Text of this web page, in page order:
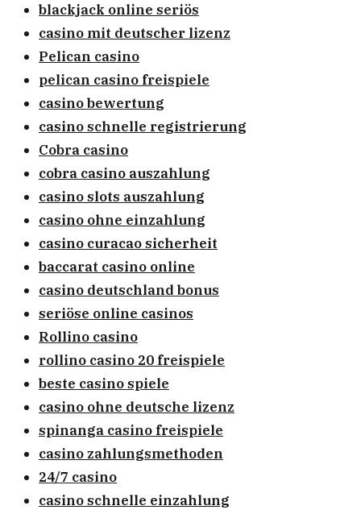
blackjack online seriös
casino mit deutscher lizenz
Pelican casino
pelican casino freispiele
casino bewertung
casino schnelle registrierung
Cobra casino
cobra casino auszahlung
casino slots auszahlung
casino ohne einzahlung
casino curacao sicherheit
baccarat casino online
casino deutschland bonus
seriöse online casinos
Rollino casino
rollino casino 20 freispiele
beste casino spiele
casino ohne deutsche lizenz
spinanga casino freispiele
casino zahlungsmethoden
24/7 casino
casino schnelle einzahlung